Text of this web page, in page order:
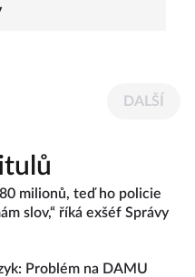
DALŠÍ
milionů, teď ho policie
slov,“ říká exšéf Správy
Problém na DAMU